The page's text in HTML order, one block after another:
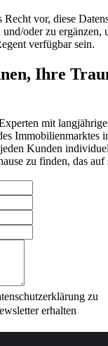
Recht vor, diese
oder zu ergänzen,
verfügbar sein.
Ihre
mit
Immobilienmarktes
Kunden
zu finden, das auf
zu
erhalten